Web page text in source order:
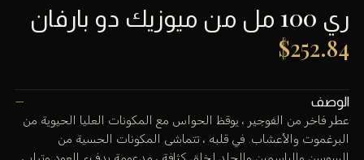
ري 100 مل من ميوزيك دو بارفان
$252.84
الوصف
عطر فاخر من الفوجير ، يوقظ الحواس مع المكونات العليا الحيوية من
البرغموت والأعشاب. في قلبه ، تتماشى المكونات الحسية من